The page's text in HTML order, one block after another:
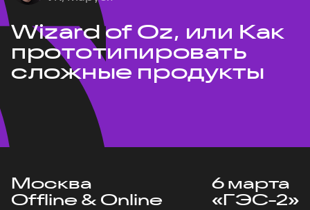
Wizard of Oz, или Как
прототипировать
сложные продукты
Москва
Offline & Online
6 марта
«ГЭС-2»